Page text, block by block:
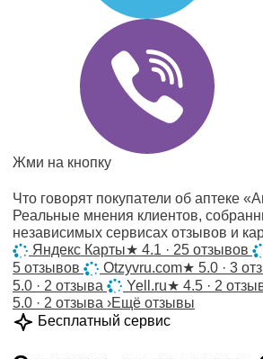
Жми на кнопку
Что говорят покупатели об аптеке
Реальные мнения клиентов,
независимых сервисах отзывов и
Яндекс Карты★ 4.1 · 25 отзывов
5 отзывов
Otzyvru.com★ 5.0 · 3
5.0 · 2 отзыва
Yell.ru★ 4.5 · 2
5.0 · 2 отзыва ›Ещё отзывы
Бесплатный сервис